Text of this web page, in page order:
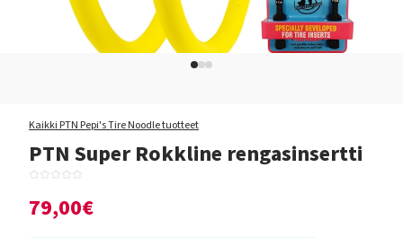
Kaikki PTN Pepi's Tire Noodle tuotteet
PTN Super Rokkline rengasinsertti
79,00€